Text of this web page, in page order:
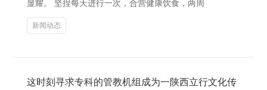
显耀。 坚捏每天进行一次，合营健康饮食，两周
新闻动态
这时刻寻求专科的管教机组成为一陕西立行文化传